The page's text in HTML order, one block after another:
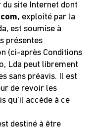
site Internet dont
exploité par la
est soumise à
présentes
(ci-après Conditions
Lda peut librement
sans préavis. Il est
de revoir les
qu'il accède à ce
destiné à être